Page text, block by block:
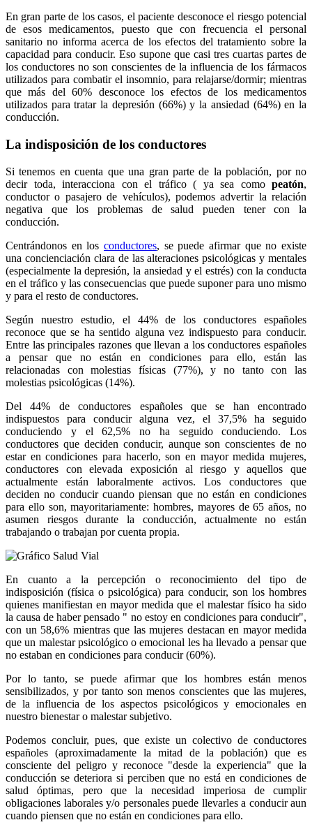
En gran parte de los casos, el paciente desconoce el riesgo potencial
de esos medicamentos, puesto que con frecuencia el personal
sanitario no informa acerca de los efectos del tratamiento sobre la
capacidad para conducir. Eso supone que casi tres cuartas partes de
los conductores no son conscientes de la influencia de los fármacos
utilizados para combatir el insomnio, para relajarse/dormir; mientras
que más del 60% desconoce los efectos de los medicamentos
utilizados para tratar la depresión (66%) y la ansiedad (64%) en la
conducción.
La indisposición de los conductores
Si tenemos en cuenta que una gran parte de la población, por no
decir toda, interacciona con el tráfico ( ya sea como peatón,
conductor o pasajero de vehículos), podemos advertir la relación
negativa que los problemas de salud pueden tener con la
conducción.
Centrándonos en los conductores, se puede afirmar que no existe
una concienciación clara de las alteraciones psicológicas y mentales
(especialmente la depresión, la ansiedad y el estrés) con la conducta
en el tráfico y las consecuencias que puede suponer para uno mismo
y para el resto de conductores.
Según nuestro estudio, el 44% de los conductores españoles
reconoce que se ha sentido alguna vez indispuesto para conducir.
Entre las principales razones que llevan a los conductores españoles
a pensar que no están en condiciones para ello, están las
relacionadas con molestias físicas (77%), y no tanto con las
molestias psicológicas (14%).
Del 44% de conductores españoles que se han encontrado
indispuestos para conducir alguna vez, el 37,5% ha seguido
conduciendo y el 62,5% no ha seguido conduciendo. Los
conductores que deciden conducir, aunque son conscientes de no
estar en condiciones para hacerlo, son en mayor medida mujeres,
conductores con elevada exposición al riesgo y aquellos que
actualmente están laboralmente activos. Los conductores que
deciden no conducir cuando piensan que no están en condiciones
para ello son, mayoritariamente: hombres, mayores de 65 años, no
asumen riesgos durante la conducción, actualmente no están
trabajando o trabajan por cuenta propia.
En cuanto a la percepción o reconocimiento del tipo de
indisposición (física o psicológica) para conducir, son los hombres
quienes manifiestan en mayor medida que el malestar físico ha sido
la causa de haber pensado " no estoy en condiciones para conducir",
con un 58,6% mientras que las mujeres destacan en mayor medida
que un malestar psicológico o emocional les ha llevado a pensar que
no estaban en condiciones para conducir (60%).
Por lo tanto, se puede afirmar que los hombres están menos
sensibilizados, y por tanto son menos conscientes que las mujeres,
de la influencia de los aspectos psicológicos y emocionales en
nuestro bienestar o malestar subjetivo.
Podemos concluir, pues, que existe un colectivo de conductores
españoles (aproximadamente la mitad de la población) que es
consciente del peligro y reconoce "desde la experiencia" que la
conducción se deteriora si perciben que no está en condiciones de
salud óptimas, pero que la necesidad imperiosa de cumplir
obligaciones laborales y/o personales puede llevarles a conducir aun
cuando piensen que no están en condiciones para ello.